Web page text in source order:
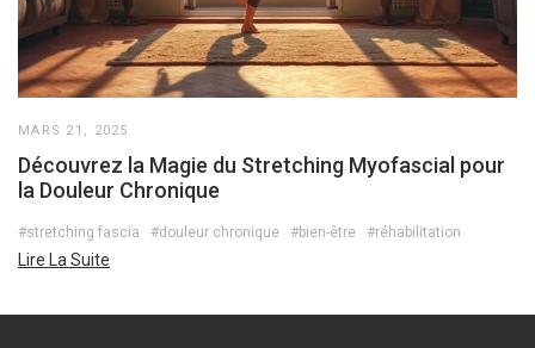
MARS 21, 2025
Découvrez la Magie du Stretching Myofascial pour
la Douleur Chronique
#stretching fascia #douleur chronique #bien-être #réhabilitation
Lire La Suite